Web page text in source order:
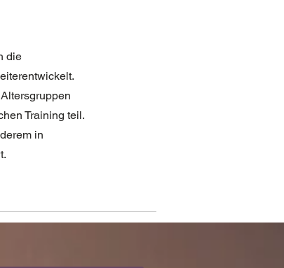
die
Training teil.
in